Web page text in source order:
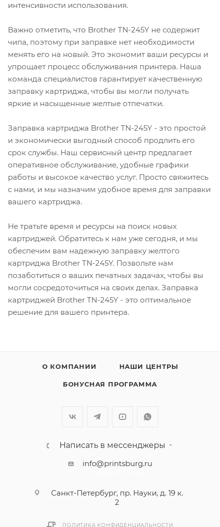
интенсивности использования.
Важно отметить, что Brother TN-245Y не содержит
чипа, поэтому при заправке нет необходимости
менять его на новый. Это экономит ваши ресурсы и
упрощает процесс обслуживания принтера. Наша
команда специалистов гарантирует качественную
заправку картриджа, чтобы вы могли получать
яркие и насыщенные желтые отпечатки.
Заправка картриджа Brother TN-245Y - это простой
и экономически выгодный способ продлить его
срок службы. Наш сервисный центр предлагает
оперативное обслуживание, удобные графики
работы и высокое качество услуг. Просто свяжитесь
с нами, и мы назначим удобное время для заправки
вашего картриджа.
Не тратьте время и ресурсы на поиск новых
картриджей. Обратитесь к нам уже сегодня, и мы
обеспечим вам надежную заправку желтого
картриджа Brother TN-245Y. Позвольте нам
позаботиться о ваших печатных задачах, чтобы вы
могли сосредоточиться на своих делах. Заправка
картриджей Brother TN-245Y - это оптимальное
решение для вашего принтера.
О КОМПАНИИ НАШИ ЦЕНТРЫ
БОНУСНАЯ ПРОГРАММА
Написать в мессенджеры
info@printsburg.ru
Санкт-Петербург, пр. Науки, д. 19 к.
2
ПОЛИТИКА КОНФИДЕНЦИАЛЬНОСТИ